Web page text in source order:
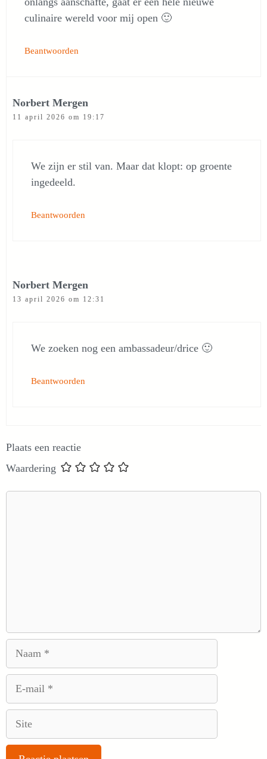
culinaire wereld voor mij open 🙂
Beantwoorden
Norbert Mergen
11 april 2026 om 19:17
We zijn er stil van. Maar dat klopt: op groente
ingedeeld.
Beantwoorden
Norbert Mergen
13 april 2026 om 12:31
We zoeken nog een ambassadeur/drice 🙂
Beantwoorden
Plaats een reactie
Waardering